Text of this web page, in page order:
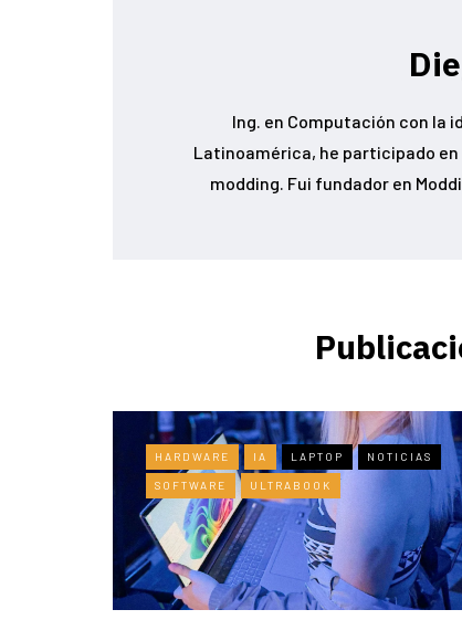
Ing. en Computación con la
Latinoamérica, he participado
modding. Fui fundador en
HARDWARE IA LAPTOP NOTICIAS
SOFTWARE ULTRABOOK